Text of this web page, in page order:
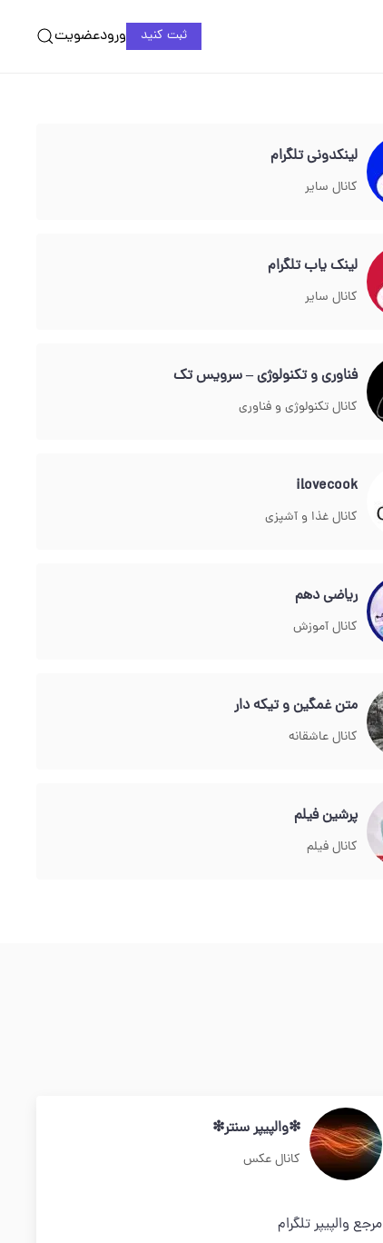
ثبت کنید ورودعضویت
لینکدونی تلگرام
کانال سایر
لینک یاب تلگرام
کانال سایر
فناوری و تکنولوژی – سرویس تک
کانال تکنولوژی و فناوری
ilovecook
کانال غذا و آشپزی
ریاضی دهم
کانال آموزش
متن غمگین و تیکه دار
کانال عاشقانه
پرشین فیلم
کانال فیلم
❇والپیپر سنتر❇
کانال عکس
مرجع والپیپر تلگرام